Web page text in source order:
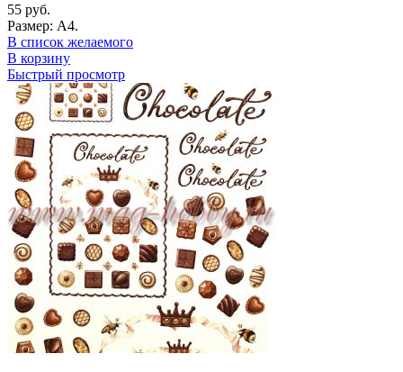
55 руб.
Размер: А4.
В список желаемого
В корзину
Быстрый просмотр